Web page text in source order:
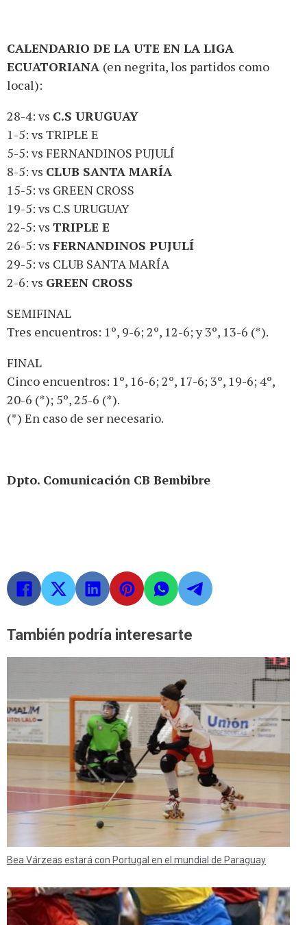
CALENDARIO DE LA UTE EN LA LIGA
ECUATORIANA (en negrita, los partidos como
local):
28-4: vs C.S URUGUAY
1-5: vs TRIPLE E
5-5: vs FERNANDINOS PUJULÍ
8-5: vs CLUB SANTA MARÍA
15-5: vs GREEN CROSS
19-5: vs C.S URUGUAY
22-5: vs TRIPLE E
26-5: vs FERNANDINOS PUJULÍ
29-5: vs CLUB SANTA MARÍA
2-6: vs GREEN CROSS
SEMIFINAL
Tres encuentros: 1º, 9-6; 2º, 12-6; y 3º, 13-6 (*).
FINAL
Cinco encuentros: 1º, 16-6; 2º, 17-6; 3º, 19-6; 4º,
20-6 (*); 5º, 25-6 (*).
(*) En caso de ser necesario.
Dpto. Comunicación CB Bembibre
También podría interesarte
Bea Várzeas estará con Portugal en el mundial de Paraguay